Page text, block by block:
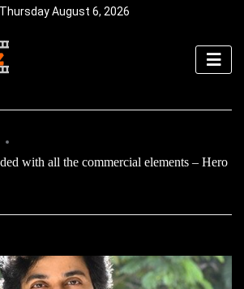
Thursday August 6, 2026
with all the commercial elements – Hero